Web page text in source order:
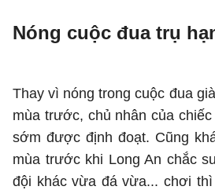
Nóng cuộc đua trụ
Thay vì nóng trong cuộc đua
mùa trước, chủ nhân của
sớm được định đoạt. Cũng
mùa trước khi Long An chắc
đội khác vừa đá vừa... chơi